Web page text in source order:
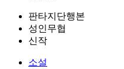
판타지단행본
성인무협
신작
소설